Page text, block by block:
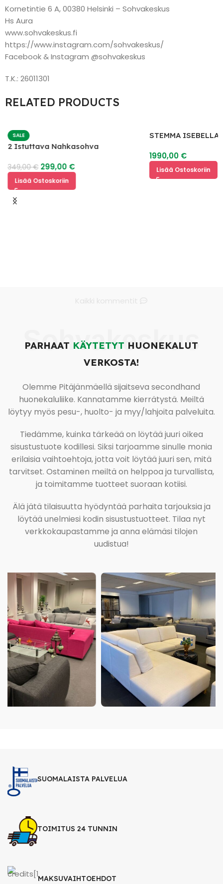
Kornetintie 6 A, 00380 Helsinki – Sohvakeskus
Hs Aura
www.sohvakeskus.fi
https://www.instagram.com/sohvakeskus/
Facebook & Instagram @sohvakeskus
T.K.: 26011301
RELATED PRODUCTS
SALE
2 Istuttava Nahkasohva
349,00€ 299,00 €
Lisää Ostoskoriin
STEMMA
1990,00 €
Lisää Ostoskoriin
Sohvakeskus
PARHAAT KÄYTETYT HUONEKALUT
VERKOSTA!
Olemme Pitäjänmäellä sijaitseva secondhand
huonekaluliike. Kannatamme kierrätystä. Meiltä
löytyy myös pesu-, huolto- ja myy/lahjoita palveluita.
Tiedämme, kuinka tärkeää on löytää juuri oikea
sisustustuote kodillesi. Siksi tarjoamme sinulle monia
erilaisia vaihtoehtoja, jotta voit löytää juuri sen, mitä
tarvitset. Ostaminen meiltä on helppoa ja turvallista,
ja toimitamme tuotteet suoraan kotiisi.
Älä jätä tilaisuutta hyödyntää parhaita tarjouksia ja
löytää unelmiesi kodin sisustustuotteet. Tilaa nyt
verkkokaupastamme ja anna elämäsi tilojen
uudistua!
SUOMALAISTA PALVELUA
TOIMITUS 24 TUNNIN
MAKSUVAIHTOEHDOT